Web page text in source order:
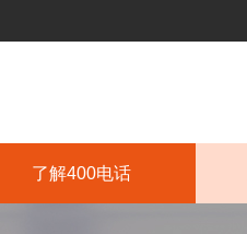
了解400电话